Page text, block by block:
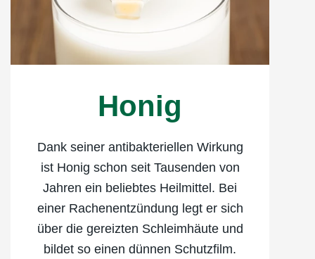
Honig
Dank seiner antibakteriellen Wirkung
ist Honig schon seit Tausenden von
Jahren ein beliebtes Heilmittel. Bei
einer Rachenentzündung legt er sich
über die gereizten Schleimhäute und
bildet so einen dünnen Schutzfilm.